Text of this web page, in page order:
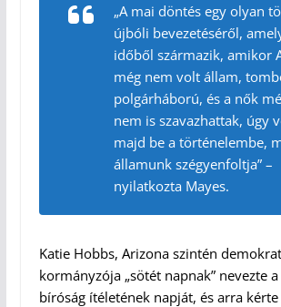
„A mai döntés egy olyan
újbóli bevezetéséről,
időből származik, amikor
még nem volt állam,
polgárháború, és a nők
nem is szavazhattak, úgy
majd be a történelembe,
államunk szégyenfoltja” –
nyilatkozta Mayes.
Katie Hobbs, Arizona szintén
kormányzója „sötét napnak” nevezte
bíróság ítéletének napját, és arra kérte